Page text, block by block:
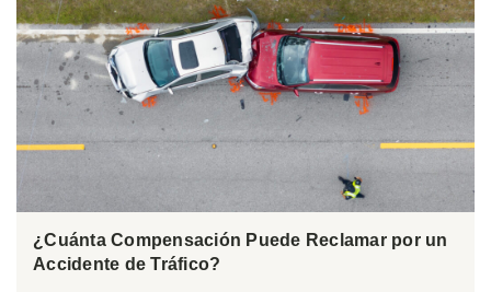
¿Cuánta Compensación Puede Reclamar por un
Accidente de Tráfico?